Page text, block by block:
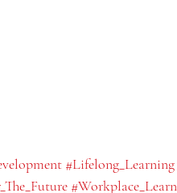
#Lifelong_Learning